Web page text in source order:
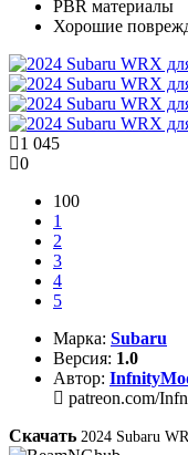
PBR материалы
Хорошие
1 045
0
100
1
2
3
4
5
Марка: Subaru
Версия: 1.0
Автор:
patreon.com/
Скачать 2024 Subaru